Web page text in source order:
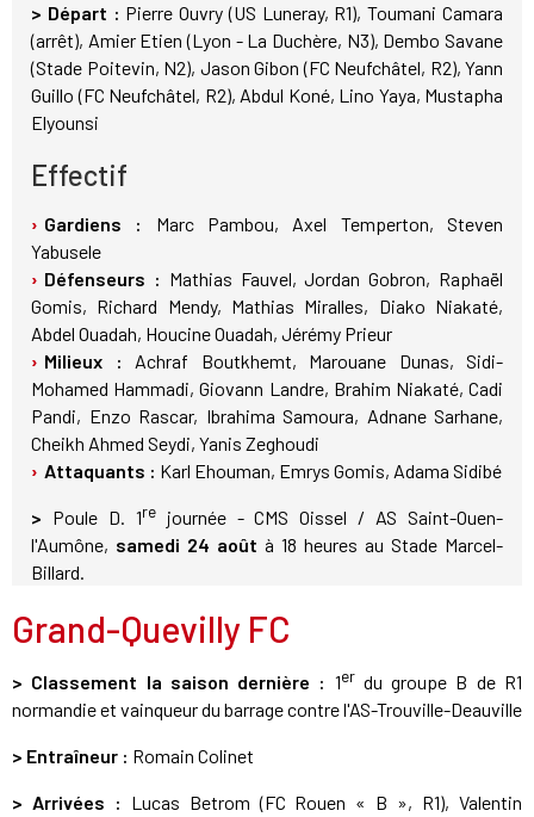
> Départ : Pierre Ouvry (US Luneray, R1), Toumani Camara
(arrêt), Amier Etien (Lyon - La Duchère, N3), Dembo Savane
(Stade Poitevin, N2), Jason Gibon (FC Neufchâtel, R2), Yann
Guillo (FC Neufchâtel, R2), Abdul Koné, Lino Yaya, Mustapha
Elyounsi
Effectif
Gardiens :
Marc Pambou, Axel Temperton, Steven
Yabusele
Défenseurs : Mathias Fauvel, Jordan Gobron, Raphaël
Gomis, Richard Mendy, Mathias Miralles, Diako Niakaté,
Abdel Ouadah, Houcine Ouadah, Jérémy Prieur
Milieux : Achraf Boutkhemt, Marouane Dunas, Sidi-
Mohamed Hammadi, Giovann Landre, Brahim Niakaté, Cadi
Pandi, Enzo Rascar, Ibrahima Samoura, Adnane Sarhane,
Cheikh Ahmed Seydi, Yanis Zeghoudi
Attaquants : Karl Ehouman, Emrys Gomis, Adama Sidibé
> Poule D. 1rejournée - CMS Oissel / AS Saint-Ouen-
l'Aumône, samedi 24 août à 18 heures au Stade Marcel-
Billard.
Grand-Quevilly FC
> Classement la saison dernière : 1erdu groupe B de R1
normandie et vainqueur du barrage contre l'AS-Trouville-Deauville
> Entraîneur : Romain Colinet
> Arrivées : Lucas Betrom (FC Rouen « B », R1), Valentin